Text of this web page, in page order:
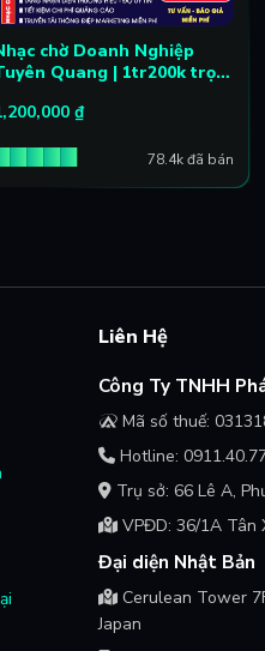
chờ Doanh Nghiệp
Quang | 1tr200k trọn
₫
78.4k đã bán
Liên Hệ
Công Ty TNHH
Mã số thuế:
Hotline:
Trụ sở: 66 Lê A,
VPĐD: 36/1A Tân
Đại diện Nhật Bản
Cerulean Tower
Japan